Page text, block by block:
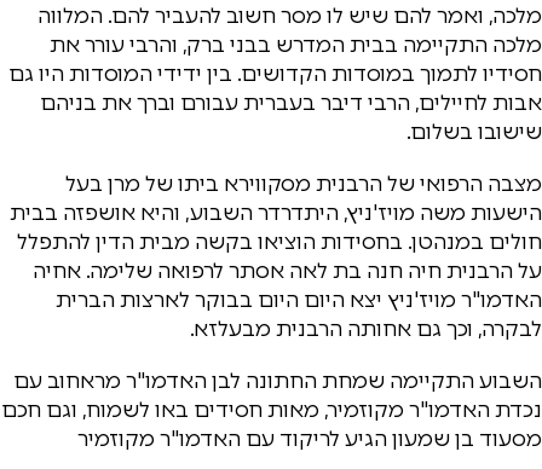
מלכה, ואמר להם שיש לו מסר חשוב להעביר להם. המלווה
מלכה התקיימה בבית המדרש בבני ברק, והרבי עורר את
חסידיו לתמוך במוסדות הקדושים. בין ידידי המוסדות היו גם
אבות לחיילים, הרבי דיבר בעברית עבורם וברך את בניהם
שישובו בשלום.
מצבה הרפואי של הרבנית מסקווירא ביתו של מרן בעל
הישעות משה מויז'ניץ, היתדרדר השבוע, והיא אושפזה בבית
חולים במנהטן. בחסידות הוציאו בקשה מבית הדין להתפלל
על הרבנית חיה חנה בת לאה אסתר לרפואה שלימה. אחיה
האדמו"ר מויז'ניץ יצא היום היום בבוקר לארצות הברית
לבקרה, וכך גם אחותה הרבנית מבעלזא.
השבוע התקיימה שמחת החתונה לבן האדמו"ר מראחוב עם
נכדת האדמו"ר מקוזמיר, מאות חסידים באו לשמוח, וגם חכם
מסעוד בן שמעון הגיע לריקוד עם האדמו"ר מקוזמיר